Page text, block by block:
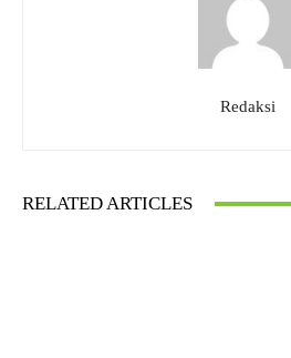
Redaksi
RELATED ARTICLES